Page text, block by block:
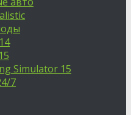
Simulator 15
7